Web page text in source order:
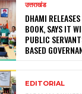
उत्तराखंड
DHAMI RELEASES
BOOK, SAYS IT
PUBLIC
BASED
EDITORIAL